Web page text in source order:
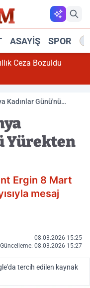
ASAYIŞ SPOR
Ceza Bozuldu
Kadınlar Günü'nü
Yürekten
Ergin 8 Mart
mesaj
08.03.2026 15:25
Güncelleme: 08.03.2026 15:27
tercih edilen kaynak